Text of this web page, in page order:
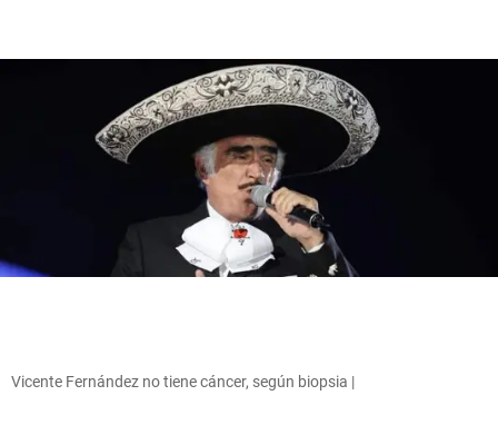
Vicente Fernández no tiene cáncer, según biopsia |